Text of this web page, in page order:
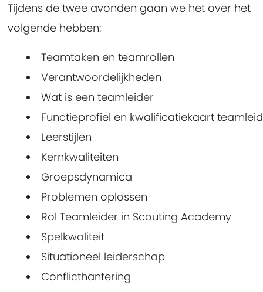
Tijdens de twee avonden gaan we het over het
volgende hebben:
Teamtaken en teamrollen
Verantwoordelijkheden
Wat is een teamleider
Functieprofiel en kwalificatiekaart
Leerstijlen
Kernkwaliteiten
Groepsdynamica
Problemen oplossen
Rol Teamleider in Scouting Academy
Spelkwaliteit
Situationeel leiderschap
Conflicthantering